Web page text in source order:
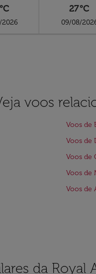
27°C
09/08/
voos
Voos de
Voos de
Voos de
Voos de
Voos de
da Royal